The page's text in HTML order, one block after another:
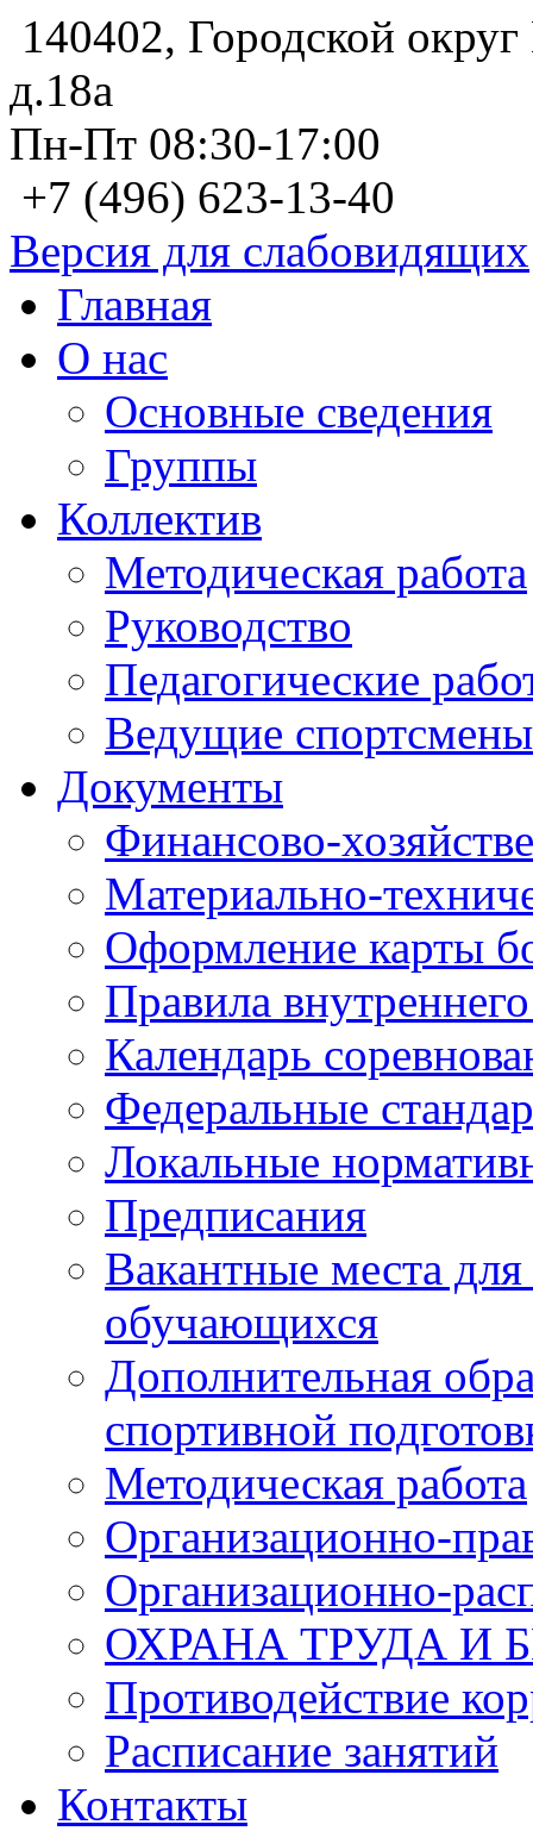
140402, Городской
д.18а
Пн-Пт 08:30-17:00
+7 (496) 623-13-40
Версия для слабовидящих
Главная
О нас
Основные сведения
Группы
Коллектив
Методическая работа
Руководство
Педагогические
Ведущие спортсмены
Документы
Финансово-
Материально-
Оформление карты
Правила
Календарь
Федеральные
Локальные
Предписания
Вакантные места
обучающихся
Дополнительная
спортивной
Методическая работа
Организационно-
Организационно-
ОХРАНА ТРУДА И
Противодействие
Расписание занятий
Контакты